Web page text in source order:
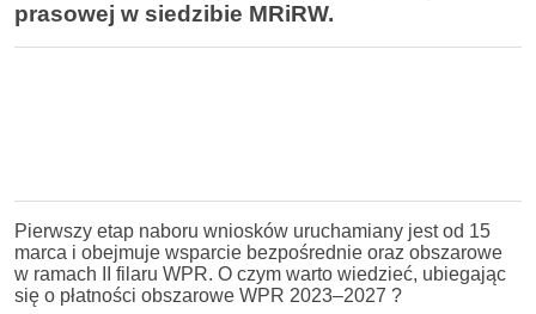
prasowej w siedzibie MRiRW.
Pierwszy etap naboru wniosków uruchamiany jest od 15
marca i obejmuje wsparcie bezpośrednie oraz obszarowe
w ramach II filaru WPR. O czym warto wiedzieć, ubiegając
się o płatności obszarowe WPR 2023–2027 ?